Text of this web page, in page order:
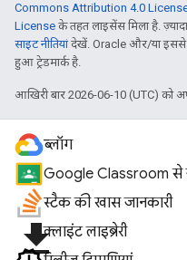
Commons Attribution 4.0
License के तहत लाइसेंस मिला है.
साइट नीतियांदेखें. Oracle और/या इससे
हुआ ट्रेडमार्क है.
आखिरी बार 2026-06-10 (UTC) को
ब्लॉग
Google Classroom से
स्टैक की खास जानकारी
file_downloadक्लाइंट लाइब्रेरी